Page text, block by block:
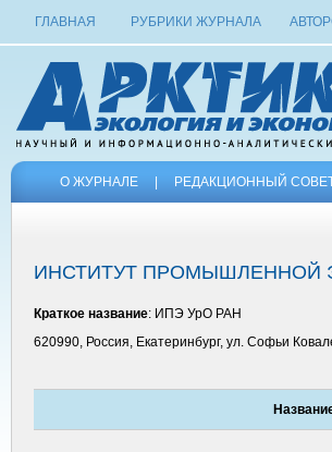
ГЛАВНАЯ РУБРИКИ ЖУРНАЛА
О ЖУРНАЛЕ РЕДАКЦИОННЫЙ
ИНСТИТУТ ПРОМЫШЛЕННОЙ
Краткое название: ИПЭ УрО РАН
620990, Россия, Екатеринбург, ул. Софьи